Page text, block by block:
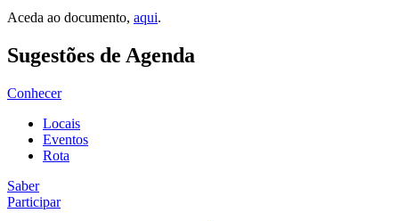
Aceda ao documento, aqui.
Sugestões de Agenda
Conhecer
Locais
Eventos
Rota
Saber
Participar